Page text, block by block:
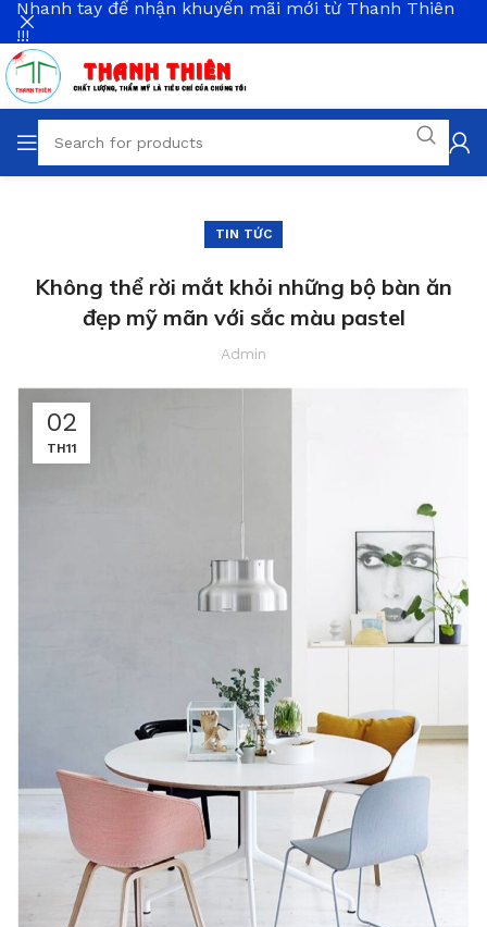
TIN TỨC
Không thể rời mắt khỏi những bộ bàn ăn
đẹp mỹ mãn với sắc màu pastel
Admin
02
TH11
Nhanh tay để nhận khuyến mãi mới từ Thanh Thiên
!!!